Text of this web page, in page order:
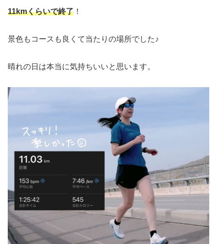
11kmくらいで終了 ！
景色もコースも良くて当たりの場所でした♪
晴れの日は本当に気持ちいいと思います。